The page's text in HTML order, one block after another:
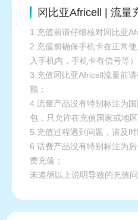
冈比亚Africell | 流量
1.充值前请仔细核对冈比亚
2.充值前确保手机卡在正常
入手机内，手机卡有信号等）
3.充值冈比亚Africell流量前
额；
4.流量产品没有特别标注为
包，只允许在充值国家或地区
5.充值过程遇到问题，请及时
6.话费产品没有特别标注为
费充值；
未遵循以上说明导致的充值问